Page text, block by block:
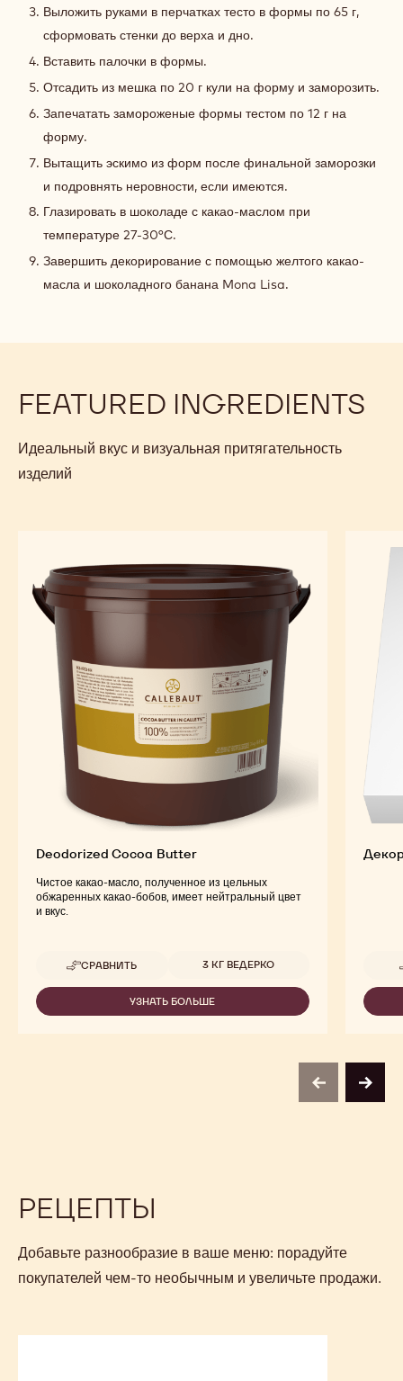
Выложить руками в перчатках тесто в формы по 65 г,
сформовать стенки до верха и дно.
Вставить палочки в формы.
Отсадить из мешка по 20 г кули на форму и заморозить.
Запечатать замороженые формы тестом по 12 г на
форму.
Вытащить эскимо из форм после финальной заморозки
и подровнять неровности, если имеются.
Глазировать в шоколаде с какао-маслом при
температуре 27-30°С.
Завершить декорирование с помощью желтого какао-
масла и шоколадного банана Mona Lisa.
FEATURED INGREDIENTS
Идеальный вкус и визуальная притягательность
изделий
Deodorized Cocoa Butter
Чистое какао-масло, полученное из цельных
обжаренных какао-бобов, имеет нейтральный цвет
и вкус.
СРАВНИТЬ
-
DEODORIZED
COCOA
BUTTER
Доступные размеры
3 КГ ВЕДЕРКО
УЗНАТЬ БОЛЬШЕ
-
previousnext
РЕЦЕПТЫ
Добавьте разнообразие в ваше меню: порадуйте
покупателей чем-то необычным и увеличьте продажи.